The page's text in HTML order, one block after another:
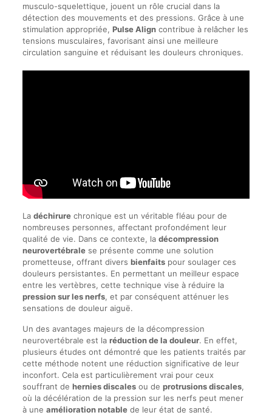
musculo-squelettique, jouent un rôle crucial dans la
détection des mouvements et des pressions. Grâce à une
stimulation appropriée, Pulse Aligncontribue à relâcher les
tensions musculaires, favorisant ainsi une meilleure
circulation sanguine et réduisant les douleurs chroniques.
La déchirurechronique est un véritable fléau pour de
nombreuses personnes, affectant profondément leur
qualité de vie. Dans ce contexte, la décompression
neurovertébralese présente comme une solution
prometteuse, offrant divers bienfaitspour soulager ces
douleurs persistantes. En permettant un meilleur espace
entre les vertèbres, cette technique vise à réduire la
pression sur les nerfs, et par conséquent atténuer les
sensations de douleur aiguë.
Un des avantages majeurs de la décompression
neurovertébrale est la réduction de la douleur. En effet,
plusieurs études ont démontré que les patients traités par
cette méthode notent une réduction significative de leur
inconfort. Cela est particulièrement vrai pour ceux
souffrant de hernies discalesou de protrusions discales,
où la décélération de la pression sur les nerfs peut mener
à une amélioration notablede leur état de santé.